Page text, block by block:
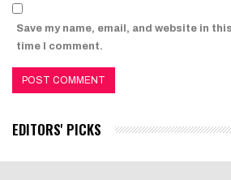
Save my name, email, and website in
time I comment.
EDITORS' PICKS